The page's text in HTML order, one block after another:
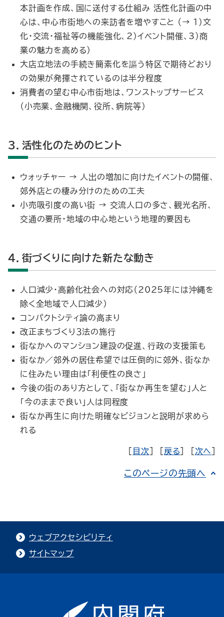
本計画を作成、国に送付する仕組み 活性化計画の中
心は、中心市街地への来訪者を増やすこと （→ 1）文
化・交流・福祉等の機能強化、2）イベント開催、3）商
業の魅力を高める）
大店立地法の手続き簡素化を謳う特区で期待どおり
の効果が発揮されているのは半分程度
消費者の望む中心市街地は、ワンストップサービス
（小売業、金融機関、役所、病院等）
３．活性化のためのヒント
ウォッチャー → 人出の増加に向けたイベントの開催、
郊外店との棲み分けのための工夫
小売吸引度の高い街 → 交流人口の多さ、観光名所、
交通の要所・地域の中心地という地理的要因も
４．街づくりに向けた新たな動き
人口減少・高齢化社会への対応（2025年には沖縄を
除く全地域で人口減少）
コンパクトシティ論の高まり
改正まちづくり３法の施行
街なかへのマンション建設の促進、行政の支援策も
街なか／郊外の居住希望では圧倒的に郊外、街なか
に住みたい理由は「利便性の良さ」
今後の街のあり方として、「街なか再生を望む」人と
「今のままで良い」人は同程度
街なか再生に向けた明確なビジョンと説明が求めら
れる
目次 戻る 次へ
このページの先頭へ
ウェブアクセシビリティ
サイトマップ